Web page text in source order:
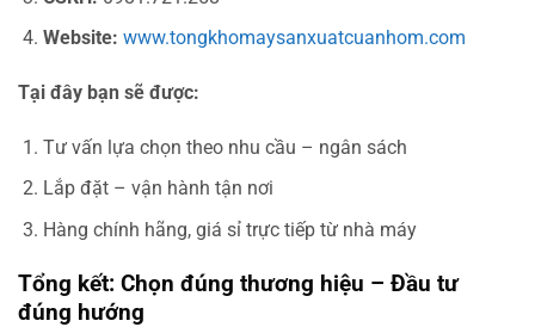
Website: www.tongkhomaysanxuatcuanhom.com
Tại đây bạn sẽ được:
Tư vấn lựa chọn theo nhu cầu – ngân sách
Lắp đặt – vận hành tận nơi
Hàng chính hãng, giá sỉ trực tiếp từ nhà máy
Tổng kết: Chọn đúng thương hiệu – Đầu tư
đúng hướng